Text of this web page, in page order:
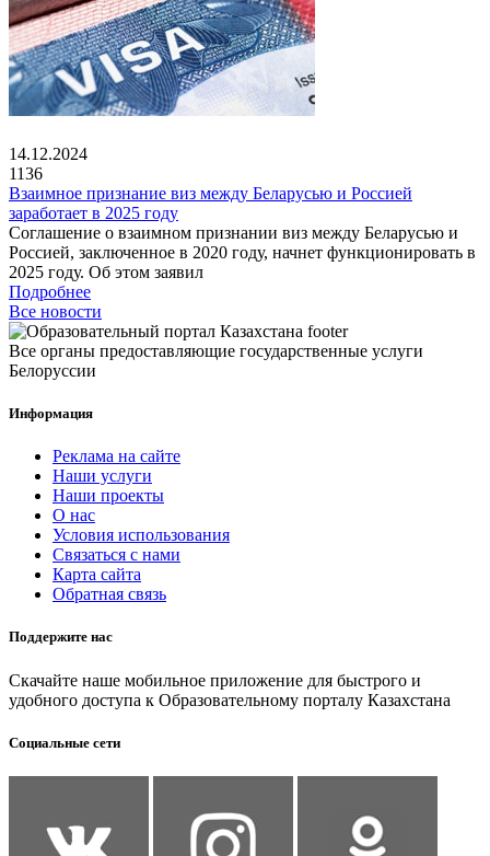
14.12.2024
1136
Взаимное признание виз между Беларусью и Россией
заработает в 2025 году
Соглашение о взаимном признании виз между Беларусью и
Россией, заключенное в 2020 году, начнет функционировать в
2025 году. Об этом заявил
Подробнее
Все новости
Все органы предоставляющие государственные услуги
Белоруссии
Информация
Реклама на сайте
Наши услуги
Наши проекты
О нас
Условия использования
Связаться с нами
Карта сайта
Обратная связь
Поддержите нас
Скачайте наше мобильное приложение для быстрого и
удобного доступа к Образовательному порталу Казахстана
Социальные сети